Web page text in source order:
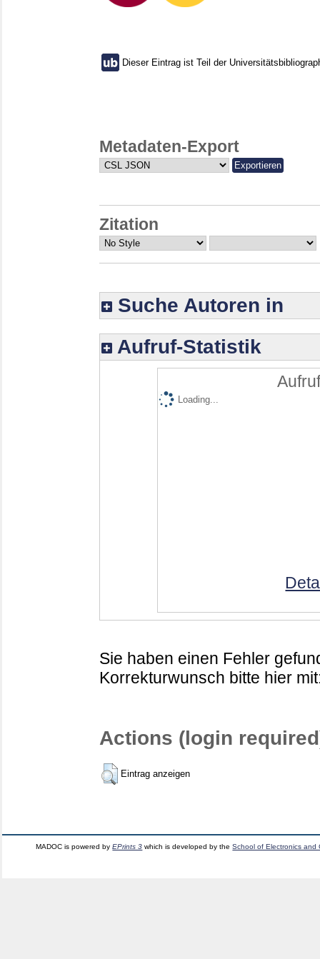
Dieser Eintrag ist Teil der
Metadaten-Export
Zitation
Suche Autoren in
Aufruf-Statistik
Loading...
Sie haben einen Fehler
Korrekturwunsch bitte hier
Actions (login
Eintrag anzeigen
MADOC is powered byEPrints 3 which is developed by theSchool of Electronics and